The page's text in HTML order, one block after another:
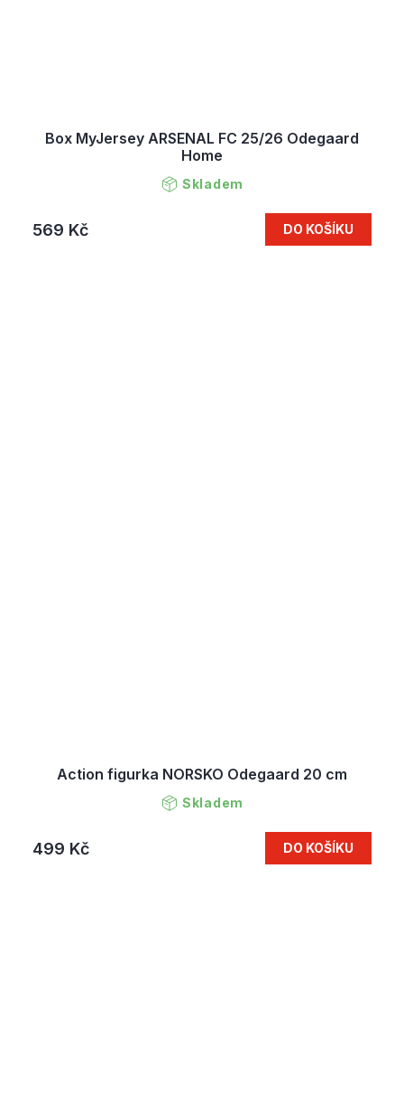
Box MyJersey ARSENAL FC 25/26 Odegaard
Home
Skladem
569 Kč DO KOŠÍKU
Action figurka NORSKO Odegaard 20 cm
Skladem
499 Kč DO KOŠÍKU